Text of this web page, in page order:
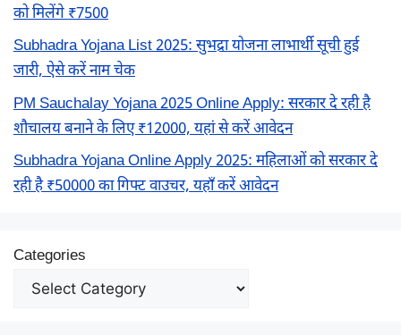
को मिलेंगे ₹7500
Subhadra Yojana List 2025: सुभद्रा योजना लाभार्थी सूची हुई
जारी, ऐसे करें नाम चेक
PM Sauchalay Yojana 2025 Online Apply: सरकार दे रही है
शौचालय बनाने के लिए ₹12000, यहां से करें आवेदन
Subhadra Yojana Online Apply 2025: महिलाओं को सरकार दे
रही है ₹50000 का गिफ्ट वाउचर, यहाँ करें आवेदन
Categories